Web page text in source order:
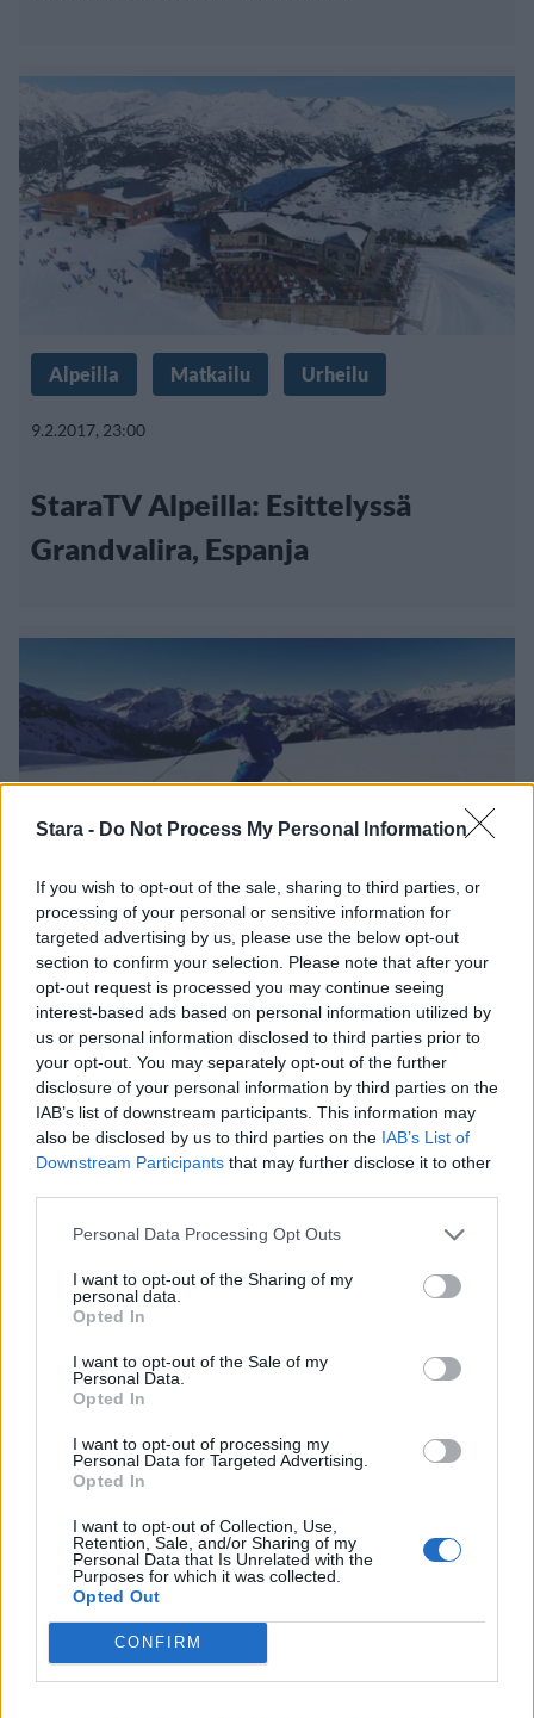
Stara - Do Not Process My Personal Information
If you wish to opt-out of the sale, sharing to third parties, or
processing of your personal or sensitive information for
targeted advertising by us, please use the below opt-out
section to confirm your selection. Please note that after your
opt-out request is processed you may continue seeing
interest-based ads based on personal information utilized by
us or personal information disclosed to third parties prior to
your opt-out. You may separately opt-out of the further
disclosure of your personal information by third parties on the
IAB’s list of downstream participants. This information may
also be disclosed by us to third parties on the IAB’s List of
Downstream Participants that may further disclose it to other
Personal Data Processing Opt Outs
I want to opt-out of the Sharing of my
personal data.
Opted In
I want to opt-out of the Sale of my
Personal Data.
Opted In
I want to opt-out of processing my
Personal Data for Targeted Advertising.
Opted In
I want to opt-out of Collection, Use,
Retention, Sale, and/or Sharing of my
Personal Data that Is Unrelated with the
Purposes for which it was collected.
Opted Out
CONFIRM
Alpeilla Matkailu Urheilu
9.2.2017, 23:00
StaraTV Alpeilla: Esittelyssä
Grandvalira, Espanja
Alpeilla Matkailu Urheilu
1.2.2017, 16:30
StaraTV Alpeilla: Esittelyssä
Italian Sestriere
Alpeilla
Viihdeuutiset
22.1.2017, 11:30
StaraTV Alpeilla: Ranskan Val